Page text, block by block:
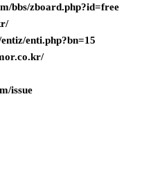
bbs/zboard.php?id=free
enti.php?bn=15
issue